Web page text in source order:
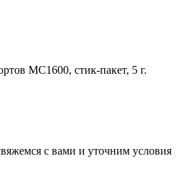
МС1600, стик-пакет, 5 г.
с вами и уточним условия